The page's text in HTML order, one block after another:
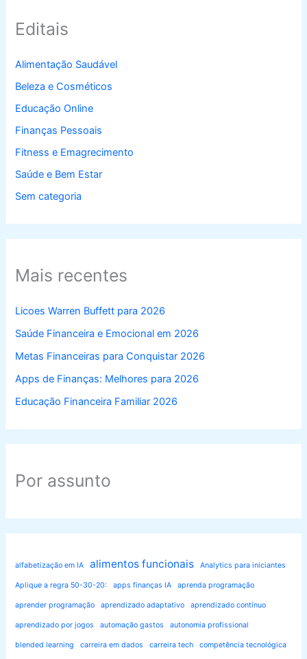
Editais
Alimentação Saudável
Beleza e Cosméticos
Educação Online
Finanças Pessoais
Fitness e Emagrecimento
Saúde e Bem Estar
Sem categoria
Mais recentes
Licoes Warren Buffett para 2026
Saúde Financeira e Emocional em 2026
Metas Financeiras para Conquistar 2026
Apps de Finanças: Melhores para 2026
Educação Financeira Familiar 2026
Por assunto
alfabetização em IA alimentos funcionais Analytics para iniciantes
Aplique a regra 50-30-20: apps finanças IA aprenda programação
aprender programação aprendizado adaptativo aprendizado contínuo
aprendizado por jogos automação gastos autonomia profissional
blended learning carreira em dados carreira tech competência tecnológica